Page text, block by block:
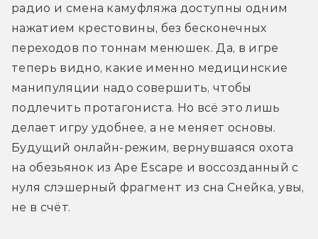
радио и смена камуфляжа доступны одним
нажатием крестовины, без бесконечных
переходов по тоннам менюшек. Да, в игре
теперь видно, какие именно медицинские
манипуляции надо совершить, чтобы
подлечить протагониста. Но всё это лишь
делает игру удобнее, а не меняет основы.
Будущий онлайн-режим, вернувшаяся охота
на обезьянок из Ape Escape и воссозданный с
нуля слэшерный фрагмент из сна Снейка, увы,
не в счёт.